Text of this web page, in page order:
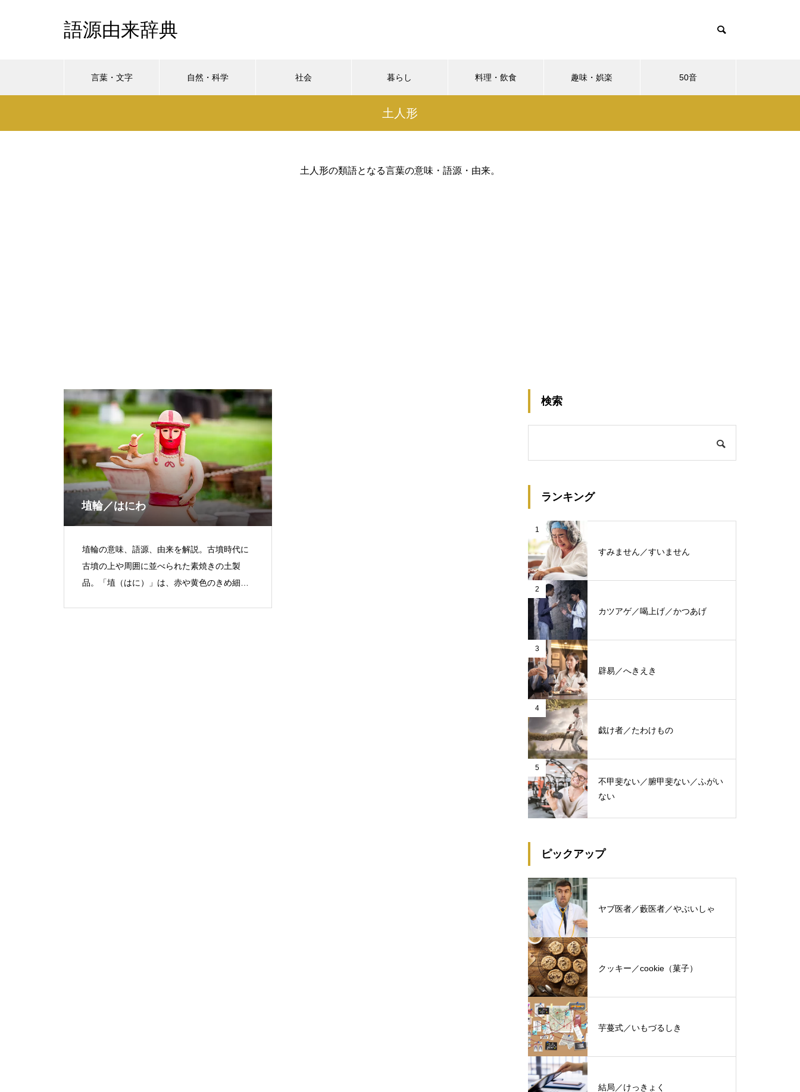
語源由来辞典
言葉・文字 自然・科学 社会 暮らし 料理・飲食 趣味・娯楽 50音
土人形
土人形の類語となる言葉の意味・語源・由来。
埴輪／はにわ
埴輪の意味、語源、由来を解説。古墳時代に
古墳の上や周囲に並べられた素焼きの土製
品。「埴（はに）」は、赤や黄色のきめ細か
検索
ランキング
1
すみません／すいません
2
カツアゲ／喝上げ／かつあげ
3
辟易／へきえき
4
戯け者／たわけもの
5
不甲斐ない／腑甲斐ない／ふがい
ない
ピックアップ
ヤブ医者／藪医者／やぶいしゃ
クッキー／cookie（菓子）
芋蔓式／いもづるしき
結局／けっきょく